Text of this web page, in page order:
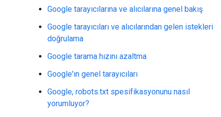
Google tarayıcılarına ve alıcılarına genel bakış
Google tarayıcıları ve alıcılarından gelen istekleri
doğrulama
Google tarama hızını azaltma
Google'ın genel tarayıcıları
Google, robots.txt spesifikasyonunu nasıl
yorumluyor?